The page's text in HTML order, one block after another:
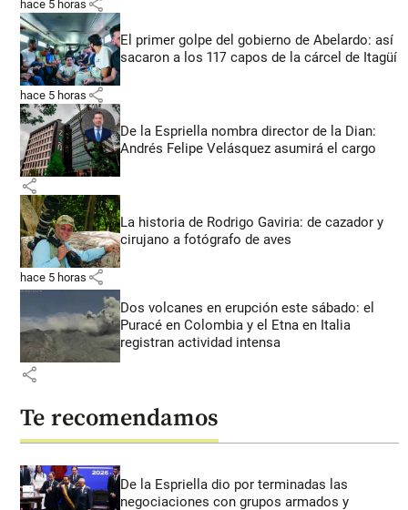
hace 5 horas
El primer golpe del gobierno de Abelardo: así
sacaron a los 117 capos de la cárcel de Itagüí
hace 5 horas share
De la Espriella nombra director de la Dian:
Andrés Felipe Velásquez asumirá el cargo
share
La historia de Rodrigo Gaviria: de cazador y
cirujano a fotógrafo de aves
hace 5 horas share
Dos volcanes en erupción este sábado: el
Puracé en Colombia y el Etna en Italia
registran actividad intensa
share
Te recomendamos
De la Espriella dio por terminadas las
negociaciones con grupos armados y